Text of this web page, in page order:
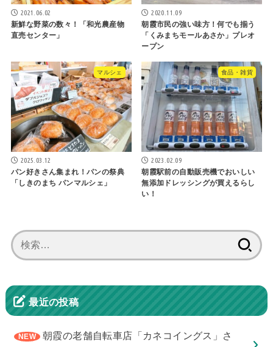
2021.06.02
新鮮な野菜の数々！「和光農産物
直売センター」
2020.11.09
朝霞市民の強い味方！何でも揃う
「くみまちモールあさか」プレオ
ープン
マルシェ
2025.03.12
パン好きさん集まれ！パンの祭典
「しきのまち パンマルシェ」
食品・雑貨
2023.02.09
朝霞駅前の自動販売機でおいしい
無添加ドレッシングが買えるらし
い！
索:
最近の投稿
朝霞の老舗自転車店「カネコイングス」さ